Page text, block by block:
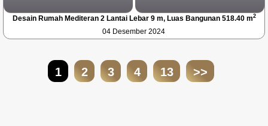
Desain Rumah Mediteran 2 Lantai Lebar 9 m, Luas Bangunan 518.40 m2
04 Desember 2024
1 2 3 4 13 >>